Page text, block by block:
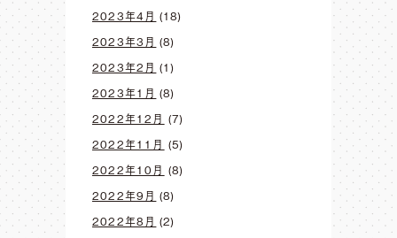
2023年4月 (18)
2023年3月 (8)
2023年2月 (1)
2023年1月 (8)
2022年12月 (7)
2022年11月 (5)
2022年10月 (8)
2022年9月 (8)
2022年8月 (2)